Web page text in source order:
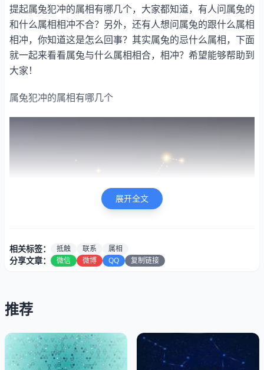
提起属兔犯冲的属相有哪几个，大家都知道，有人问属兔的
和什么属相相冲不合？另外，还有人想问属兔的跟什么属相
相冲，你知道这是怎么回事？其实属兔的忌什么属相，下面
就一起来看看属兔与什么属相相合，相冲？希望能够帮助到
大家！
属兔犯冲的属相有哪几个
展开全文
相关标签： 抵触 联系 属相
分享文章： 微信 微博 QQ 复制链接
推荐